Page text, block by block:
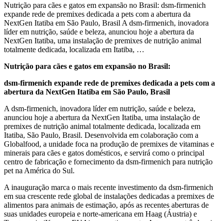
Nutrição para cães e gatos em expansão no Brasil: dsm-firmenich
expande rede de premixes dedicada a pets com a abertura da
NextGen Itatiba em São Paulo, Brasil A dsm-firmenich, inovadora
líder em nutrição, saúde e beleza, anunciou hoje a abertura da
NextGen Itatiba, uma instalação de premixes de nutrição animal
totalmente dedicada, localizada em Itatiba, …
Nutrição para cães e gatos em expansão no Brasil:
dsm-firmenich expande rede de premixes dedicada a pets com a
abertura da NextGen Itatiba em São Paulo, Brasil
A dsm-firmenich, inovadora líder em nutrição, saúde e beleza,
anunciou hoje a abertura da NextGen Itatiba, uma instalação de
premixes de nutrição animal totalmente dedicada, localizada em
Itatiba, São Paulo, Brasil. Desenvolvida em colaboração com a
Globalfood, a unidade foca na produção de premixes de vitaminas e
minerais para cães e gatos domésticos, e servirá como o principal
centro de fabricação e fornecimento da dsm-firmenich para nutrição
pet na América do Sul.
A inauguração marca o mais recente investimento da dsm-firmenich
em sua crescente rede global de instalações dedicadas a premixes de
alimentos para animais de estimação, após as recentes aberturas de
suas unidades europeia e norte-americana em Haag (Áustria) e